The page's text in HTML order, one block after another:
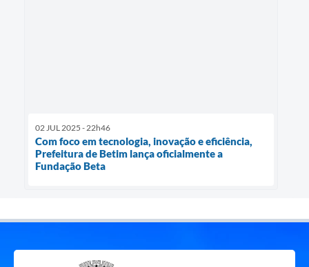
02 JUL 2025 - 22h46
Com foco em tecnologia, inovação e eficiência,
Prefeitura de Betim lança oficialmente a
Fundação Beta